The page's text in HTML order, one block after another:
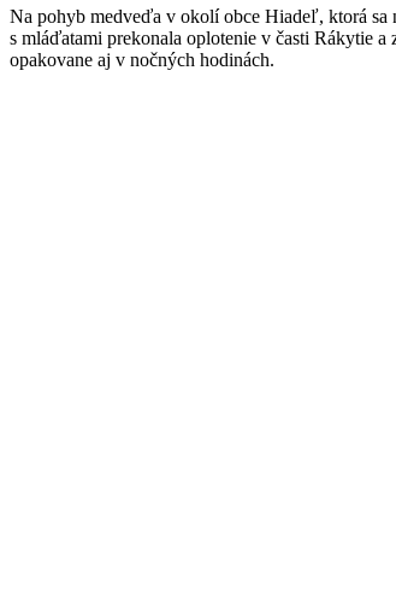
Na pohyb medveďa v okolí obce Hiadeľ, ktorá sa
s mláďatami prekonala oplotenie v časti Rákytie
opakovane aj v nočných hodinách.